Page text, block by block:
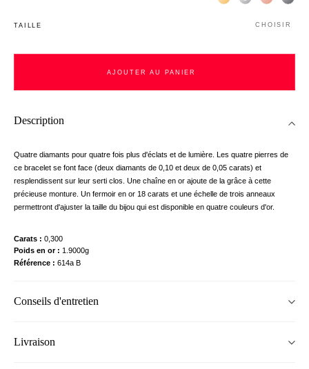
TAILLE CHOISIR
AJOUTER AU PANIER
Description
Quatre diamants pour quatre fois plus d'éclats et de lumière. Les quatre pierres de
ce bracelet se font face (deux diamants de 0,10 et deux de 0,05 carats) et
resplendissent sur leur serti clos. Une chaîne en or ajoute de la grâce à cette
précieuse monture. Un fermoir en or 18 carats et une échelle de trois anneaux
permettront d'ajuster la taille du bijou qui est disponible en quatre couleurs d'or.
Carats
0,300
Poids en or
1.9000g
Référence
614a B
Conseils d'entretien
Livraison